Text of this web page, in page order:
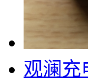
观澜充